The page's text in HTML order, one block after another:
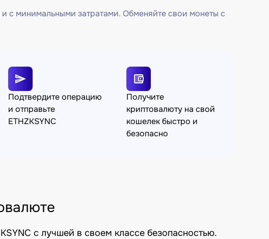
с минимальными затратами. Обменяйте свои монеты с
Подтвердите операцию
и отправьте
ETHZKSYNC
Получите
криптовалюту на свой
кошелек быстро и
безопасно
с лучшей в своем классе безопасностью.